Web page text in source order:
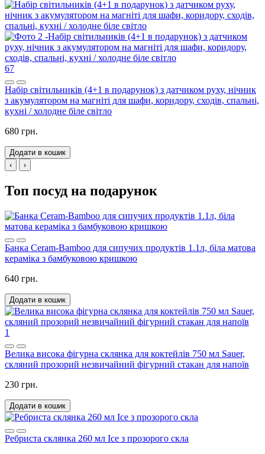
67
Набір світильників (4+1 в подарунок) з датчиком руху, нічник
з акумулятором на магніті для шафи, коридору, сходів, спальні,
кухні / холодне біле світло
680 грн.
Додати в кошик
‹
›
Топ посуд на подарунок
Банка Ceram-Bamboo для сипучих продуктів 1.1л, біла матова
кераміка з бамбуковою кришкою
640 грн.
Додати в кошик
1
Велика висока фігурна склянка для коктейлів 750 мл Sauer,
скляний прозорий незвичайний фігурний стакан для напоїв
230 грн.
Додати в кошик
Ребриста склянка 260 мл Ice з прозорого скла